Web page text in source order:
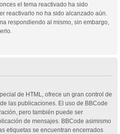
el tema reactivado ha sido
reactivarlo no ha sido alcanzado aún.
respondiendo al mismo, sin embargo,
de HTML, ofrece un gran control de
las publicaciones. El uso de BBCode
pero también puede ser
de mensajes. BBCode asimismo
etiquetas se encuentran encerrados